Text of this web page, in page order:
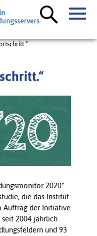
2020“
die das Institut
Auftrag der Initiative
2004 jährlich
und 93